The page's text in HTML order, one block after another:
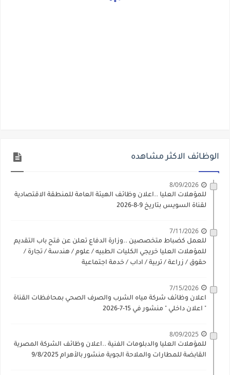
الوظائف الاكثر مشاهده
8/09/2026
للمؤهلات العليا ..اعلان وظائف الهيئة العامة للمنطقة الاقتصادية
لقناة السويس بتاريخ 9-8-2026
7/11/2026
للعمل كضباط متخصصين ..وزارة الدفاع تعلن عن فتح باب التقديم
للمؤهلات العليا خريجي الكليات الطبيه / علوم / هندسة / تجارة /
حقوق / زراعة / تربية / اداب / خدمة اجتماعية
7/15/2026
اعلان وظائف شركة مياه الشرب والصرف الصحي بمحافظات القناة
" اعلان داخلي " منشور في 15-7-2026
8/09/2025
للمؤهلات العليا والدبلومات الفنية ..اعلان وظائف الشركة المصرية
القابضة للمطارات والملاحة الجوية منشور بالأهرام 9/8/2025